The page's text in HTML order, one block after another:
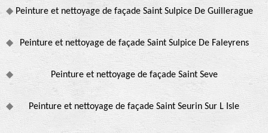
Peinture et nettoyage de façade Saint Sulpice De Guillerague
Peinture et nettoyage de façade Saint Sulpice De Faleyrens
Peinture et nettoyage de façade Saint Seve
Peinture et nettoyage de façade Saint Seurin Sur L Isle